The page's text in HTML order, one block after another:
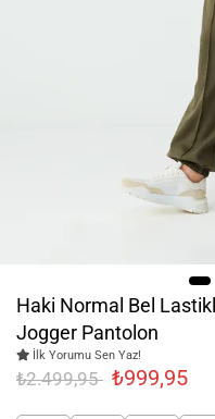
Haki Normal Bel
Jogger Pantolon
İlk Yorumu Sen Yaz!
₺2.499,95 ₺999,95